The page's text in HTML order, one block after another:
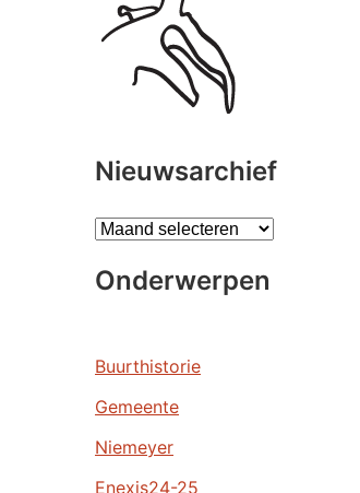
Nieuwsarchief
A
c
e
e
n
Onderwerpen
Buurthistorie
Gemeente
Niemeyer
Enexis24-25